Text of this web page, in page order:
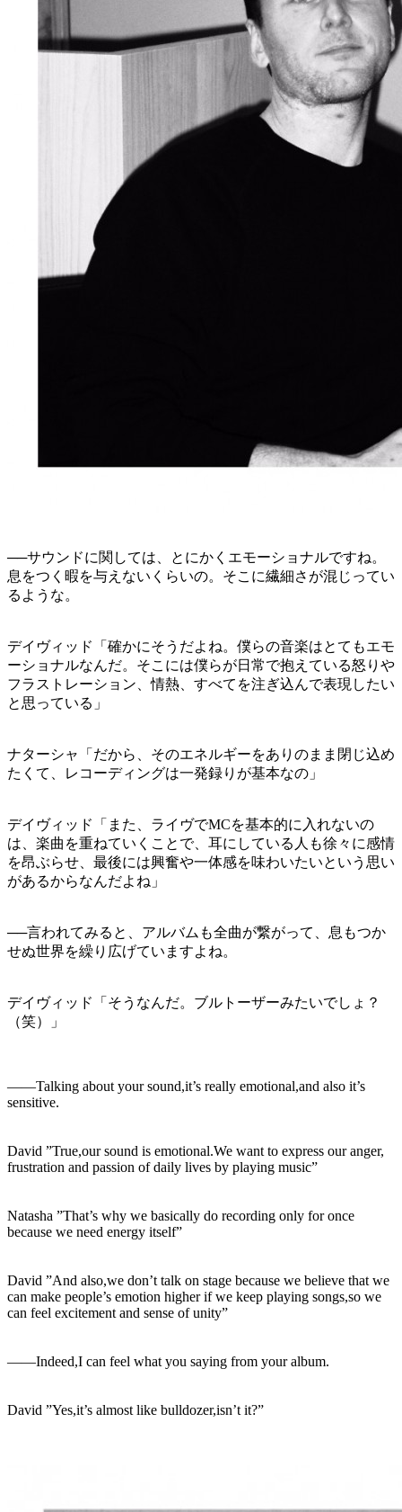
──サウンドに関しては、とにかくエモーショナルですね。
息をつく暇を与えないくらいの。そこに繊細さが混じってい
るような。
デイヴィッド「確かにそうだよね。僕らの音楽はとてもエモ
ーショナルなんだ。そこには僕らが日常で抱えている怒りや
フラストレーション、情熱、すべてを注ぎ込んで表現したい
と思っている」
ナターシャ「だから、そのエネルギーをありのまま閉じ込め
たくて、レコーディングは一発録りが基本なの」
デイヴィッド「また、ライヴでMCを基本的に入れないの
は、楽曲を重ねていくことで、耳にしている人も徐々に感情
を昂ぶらせ、最後には興奮や一体感を味わいたいという思い
があるからなんだよね」
──言われてみると、アルバムも全曲が繋がって、息もつか
せぬ世界を繰り広げていますよね。
デイヴィッド「そうなんだ。ブルトーザーみたいでしょ？
（笑）」
――Talking about your sound,it’s really emotional,and also it’s
sensitive.
David ”True,our sound is emotional.We want to express our anger,
frustration and passion of daily lives by playing music”
Natasha ”That’s why we basically do recording only for once
because we need energy itself”
David ”And also,we don’t talk on stage because we believe that we
can make people’s emotion higher if we keep playing songs,so we
can feel excitement and sense of unity”
――Indeed,I can feel what you saying from your album.
David ”Yes,it’s almost like bulldozer,isn’t it?”